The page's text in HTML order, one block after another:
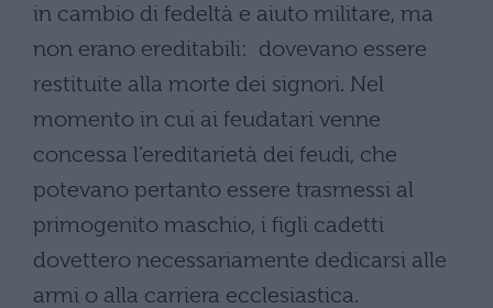
in cambio di fedeltà e aiuto militare, ma
non erano ereditabili: dovevano essere
restituite alla morte dei signori. Nel
momento in cui ai feudatari venne
concessa l’ereditarietà dei feudi, che
potevano pertanto essere trasmessi al
primogenito maschio, i figli cadetti
dovettero necessariamente dedicarsi alle
armi o alla carriera ecclesiastica.